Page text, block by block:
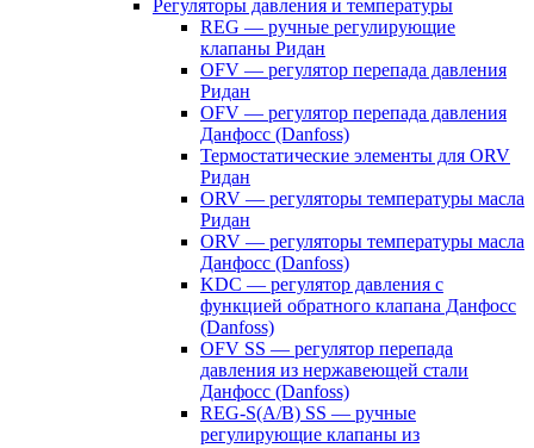
Регуляторы давления и температуры
REG — ручные регулирующие
клапаны Ридан
OFV — регулятор перепада давления
Ридан
OFV — регулятор перепада давления
Данфосс (Danfoss)
Термостатические элементы для ORV
Ридан
ORV — регуляторы температуры масла
Ридан
ORV — регуляторы температуры масла
Данфосс (Danfoss)
KDC — регулятор давления с
функцией обратного клапана Данфосс
(Danfoss)
OFV SS — регулятор перепада
давления из нержавеющей стали
Данфосс (Danfoss)
REG-S(A/B) SS — ручные
регулирующие клапаны из